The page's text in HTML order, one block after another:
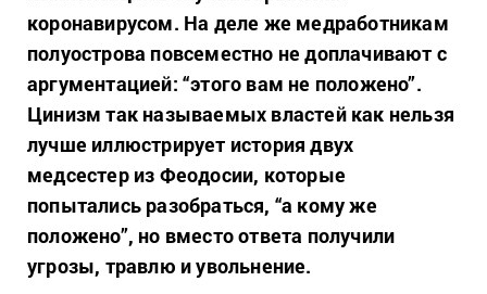
коронавирусом. На деле же медработникам
полуострова повсеместно не доплачивают с
аргументацией: “этого вам не положено”.
Цинизм так называемых властей как нельзя
лучше иллюстрирует история двух
медсестер из Феодосии, которые
попытались разобраться, “а кому же
положено”, но вместо ответа получили
угрозы, травлю и увольнение.